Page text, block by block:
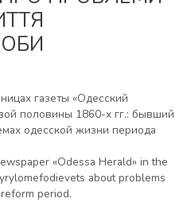
газеты «Одесский
половины 1860-х гг.: бывший
одесской жизни периода
«Odessa Herald» in the
about problems
period.